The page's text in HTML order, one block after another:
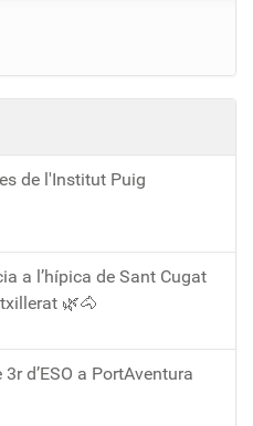
de l'Institut Puig
a l’hípica de Sant Cugat
🌿🐴
d’ESO a PortAventura